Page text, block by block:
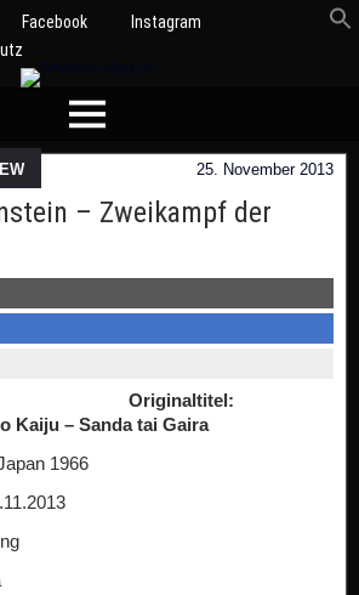
Facebook
Instagram
25. November 2013
– Zweikampf der
Originaltitel:
Kaiju – Sanda tai Gaira
1966